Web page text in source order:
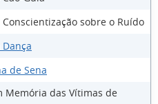
sobre o Ruído
de Sena
Memória das Vítimas de